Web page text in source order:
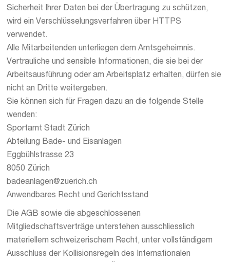
Sicherheit Ihrer Daten bei der Übertragung zu schützen,
wird ein Verschlüsselungsverfahren über HTTPS
verwendet.
Alle Mitarbeitenden unterliegen dem Amtsgeheimnis.
Vertrauliche und sensible Informationen, die sie bei der
Arbeitsausführung oder am Arbeitsplatz erhalten, dürfen sie
nicht an Dritte weitergeben.
Sie können sich für Fragen dazu an die folgende Stelle
wenden:
Sportamt Stadt Zürich
Abteilung Bade- und Eisanlagen
Eggbühlstrasse 23
8050 Zürich
badeanlagen@zuerich.ch
Anwendbares Recht und Gerichtsstand
Die AGB sowie die abgeschlossenen
Mitgliedschaftsverträge unterstehen ausschliesslich
materiellem schweizerischem Recht, unter vollständigem
Ausschluss der Kollisionsregeln des Internationalen